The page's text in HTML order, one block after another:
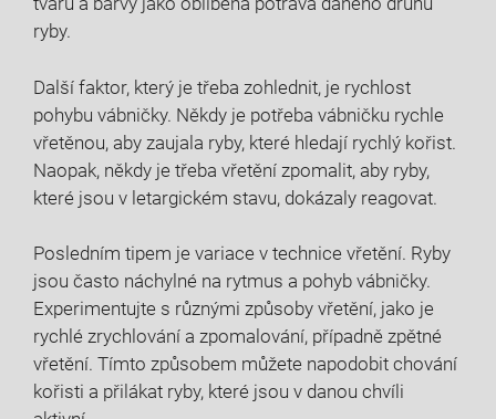
ryby.
Další ‌faktor, který je třeba zohlednit, je rychlost
pohybu vábničky. ‌Někdy je potřeba vábničku rychle
vřetěnou, ⁣aby ​zaujala ryby, které hledají rychlý ‍kořist.
Naopak, někdy je třeba vřetění zpomalit, aby ​ryby,
které jsou v letargickém ⁣stavu, dokázaly⁢ reagovat.
Posledním tipem je​ variace v​ technice vřetění. Ryby
jsou často náchylné na rytmus a pohyb vábničky.
Experimentujte s různými způsoby vřetění, jako je
rychlé zrychlování a zpomalování, případně zpětné
vřetění. Tímto způsobem můžete napodobit chování
kořisti a přilákat ryby, které jsou v danou ⁢chvíli